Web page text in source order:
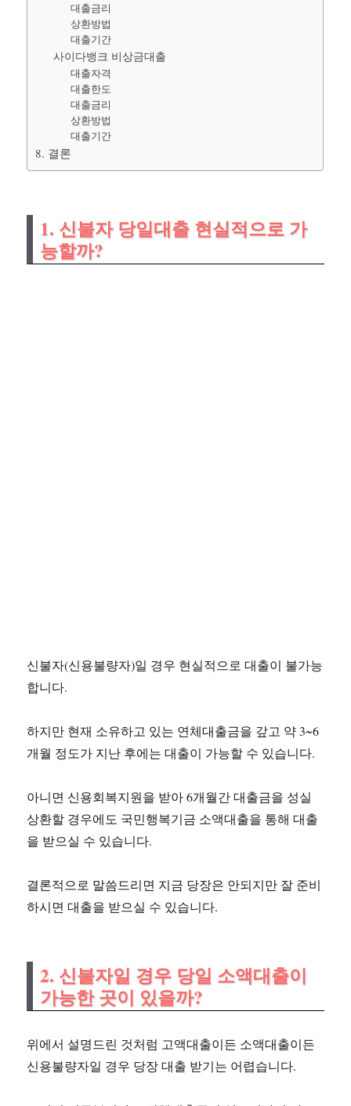
대출금리
상환방법
대출기간
사이다뱅크 비상금대출
대출자격
대출한도
대출금리
상환방법
대출기간
8. 결론
1. 신불자 당일대출 현실적으로 가
능할까?
신불자(신용불량자)일 경우 현실적으로 대출이 불가능
합니다.
하지만 현재 소유하고 있는 연체대출금을 갚고 약 3~6
개월 정도가 지난 후에는 대출이 가능할 수 있습니다.
아니면 신용회복지원을 받아 6개월간 대출금을 성실
상환할 경우에도 국민행복기금 소액대출을 통해 대출
을 받으실 수 있습니다.
결론적으로 말씀드리면 지금 당장은 안되지만 잘 준비
하시면 대출을 받으실 수 있습니다.
2. 신불자일 경우 당일 소액대출이
가능한 곳이 있을까?
위에서 설명드린 것처럼 고액대출이든 소액대출이든
신용불량자일 경우 당장 대출 받기는 어렵습니다.